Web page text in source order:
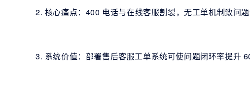
2. 核心痛点：400 电话与在线客服割裂，无工单机制致问
3. 系统价值：部署售后客服工单系统可使问题闭环率提升